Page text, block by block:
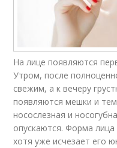
На лице появляются
Утром, после
свежим, а к вечеру
появляются мешки и
носослезная и
опускаются. Форма лица
хотя уже исчезает его